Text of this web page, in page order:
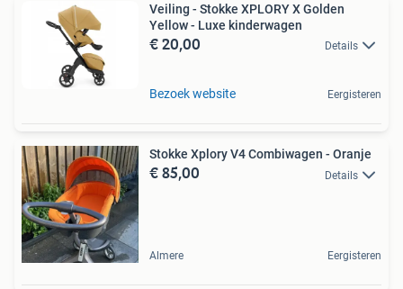
Veiling - Stokke XPLORY X Golden
Yellow - Luxe kinderwagen
€ 20,00 Details
Bezoek website Eergisteren
Stokke Xplory V4 Combiwagen - Oranje
€ 85,00 Details
Almere Eergisteren